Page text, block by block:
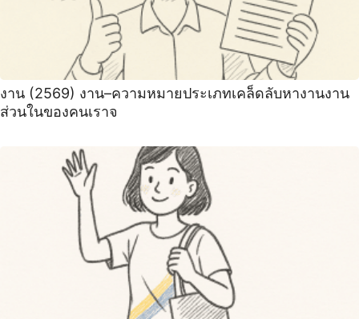
งาน (2569) งาน–ความหมายประเภทเคล็ดลับหางานงาน
ส่วนในของคนเราจ